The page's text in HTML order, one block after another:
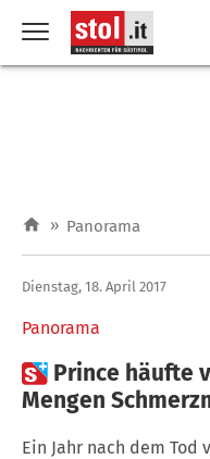
» Panorama
Panorama
Dienstag, 18. April 2017
 Prince häufte
Mengen
Ein Jahr nach dem Tod